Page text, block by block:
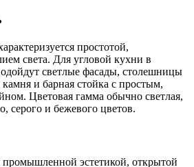
простотой,
света. Для угловой кухни в
светлые фасады, столешницы
камня и барная стойка с простым,
Цветовая гамма обычно светлая,
серого и бежевого цветов.
промышленной эстетикой, открытой